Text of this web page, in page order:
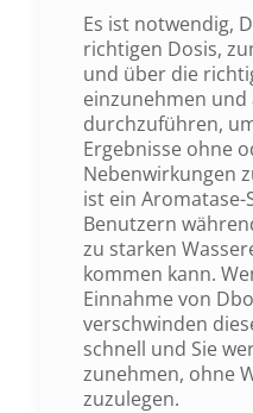
Es ist notwendig,
richtigen Dosis,
und über die
einzunehmen und
durchzuführen,
Ergebnisse ohne
Nebenwirkungen
ist ein Aromatase-
Benutzern
zu starken
kommen kann.
Einnahme von
verschwinden
schnell und Sie
zunehmen, ohne
zuzulegen.